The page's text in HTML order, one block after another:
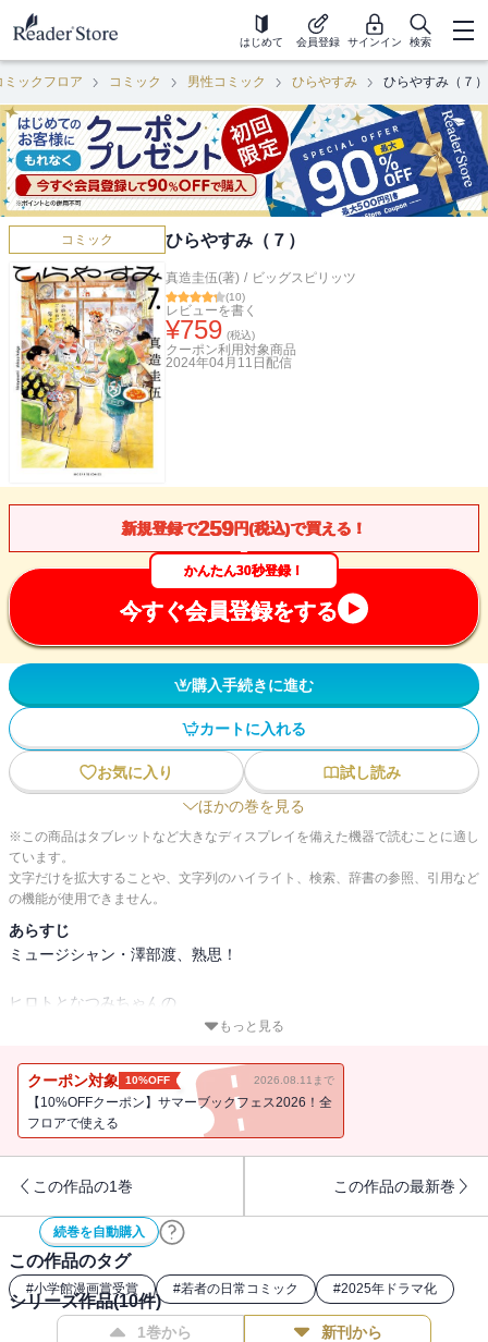
はじめて 会員登録 サインイン 検索
ミックフロア コミック 男性コミック ひらやすみ ひらやすみ（７）
コミック ひらやすみ（７）
真造圭伍(著) / ビッグスピリッツ
(10)
レビューを書く
¥759 (税込)
クーポン利用対象商品
2024年04月11日 配信
新規登録で259円(税込)で買える！
かんたん30秒登録！
今すぐ会員登録をする
購入手続きに進む
カートに入れる
お気に入り
試し読み
ほかの巻を見る
※この商品はタブレットなど大きなディスプレイを備えた機器で読むことに適し
ています。
文字だけを拡大することや、文字列のハイライト、検索、辞書の参照、引用など
の機能が使用できません。
あらすじ
ミュージシャン・澤部渡、熟思！
ヒロトとなつみちゃんの
平屋生活に、ギラギラの夏到来。
悔いを残さないため映画制作を進める
ヒロトとヒデキだが、制作途中で衝突・・・!?
今年も阿佐谷七夕祭りがやってきて
揺れ動く友情と、恋心・・・
日々の暮らしにかけがえのない光を入れる
平屋暮らし、真っ盛りの夏です。
もっと見る
クーポン対象 10%OFF 2026.08.11まで
【10%OFFクーポン】サマーブックフェス2026！全
フロアで使える
この作品の1巻 この作品の最新巻
続巻を自動購入
この作品のタグ
#小学館漫画賞受賞 #若者の日常コミック #2025年ドラマ化
シリーズ作品(10件)
1巻から 新刊から